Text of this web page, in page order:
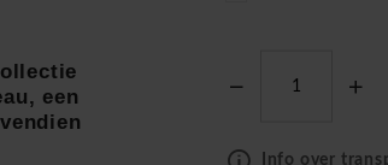
een
Info over